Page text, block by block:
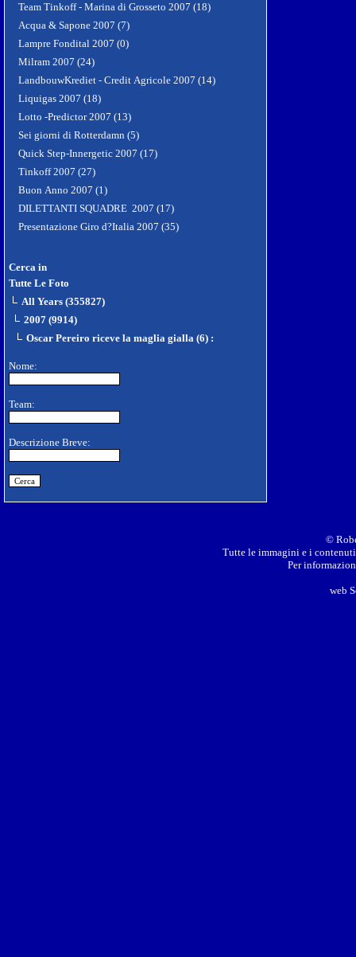
Team Tinkoff - Marina di Grosseto 2007 (18)
Acqua & Sapone 2007 (7)
Lampre Fondital 2007 (0)
Milram 2007 (24)
LandbouwKrediet - Credit Agricole 2007 (14)
Liquigas 2007 (18)
Lotto -Predictor 2007 (13)
Sei giorni di Rotterdamn (5)
Quick Step-Innergetic 2007 (17)
Tinkoff 2007 (27)
Buon Anno 2007 (1)
DILETTANTI SQUADRE 2007 (17)
Presentazione Giro d?Italia 2007 (35)
Cerca in
Tutte Le Foto
All Years (355827)
2007 (9914)
Oscar Pereiro riceve la maglia gialla (6) :
Nome:
Team:
Descrizione Breve:
©
Tutte le immagini e i
Per
web